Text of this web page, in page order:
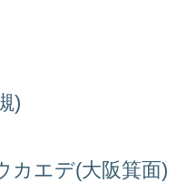
)
カエデ(大阪箕面)